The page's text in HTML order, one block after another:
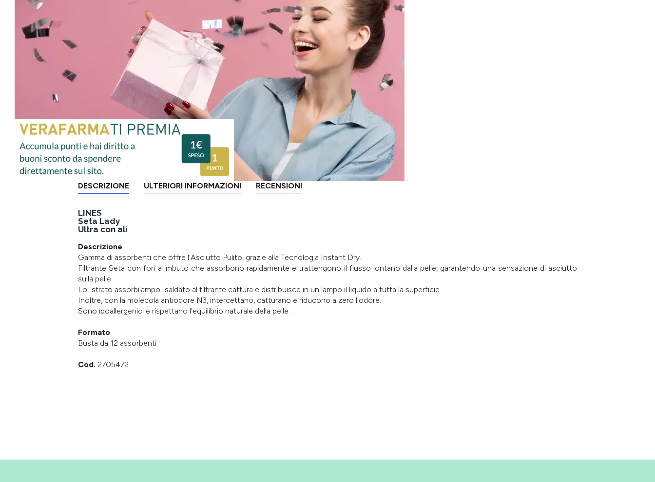
DESCRIZIONE ULTERIORI INFORMAZIONI RECENSIONI
LINES
Seta Lady
Ultra con ali
Descrizione
Gamma di assorbenti che offre l'Asciutto Pulito, grazie alla Tecnologia Instant Dry.
Filtrante Seta con fori a imbuto che assorbono rapidamente e trattengono il flusso lontano dalla pelle, garantendo una sensazione di asciutto
sulla pelle.
Lo "strato assorbilampo" saldato al filtrante cattura e distribuisce in un lampo il liquido a tutta la superficie.
Inoltre, con la molecola antiodore N3, intercettano, catturano e riducono a zero l'odore.
Sono ipoallergenici e rispettano l'equilibrio naturale della pelle.
Formato
Busta da 12 assorbenti.
Cod. 2705472